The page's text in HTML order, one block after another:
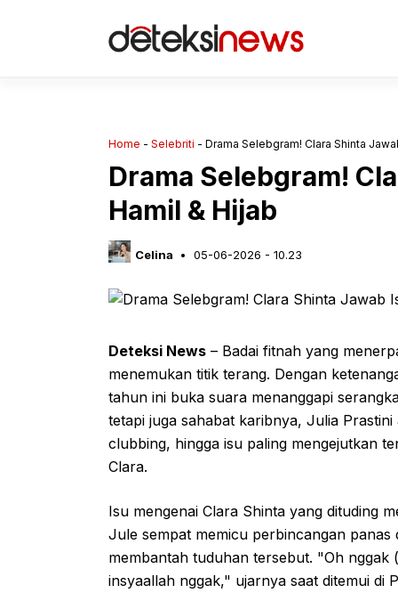
Home - Selebriti - Drama Selebgram! Clara Shinta
Drama Selebgram!
Hamil & Hijab
Celina 05-06-2026 - 10.23
Deteksi News – Badai fitnah yang
menemukan titik terang. Dengan
tahun ini buka suara menanggapi
tetapi juga sahabat karibnya, Julia
clubbing, hingga isu paling mengejutkan
Clara.
Isu mengenai Clara Shinta yang dituding
Jule sempat memicu perbincangan panas
membantah tuduhan tersebut. "Oh nggak
insyaallah nggak," ujarnya saat ditemui